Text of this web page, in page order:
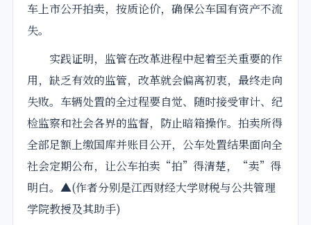
车上市公开拍卖，按质论价，确保公车国有资产不流
失。
实践证明，监管在改革进程中起着至关重要的作
用，缺乏有效的监管，改革就会偏离初衷，最终走向
失败。车辆处置的全过程要自觉、随时接受审计、纪
检监察和社会各界的监督，防止暗箱操作。拍卖所得
全部足额上缴国库并账目公开，公车处置结果面向全
社会定期公布，让公车拍卖“拍”得清楚，“卖”得
明白。▲(作者分别是江西财经大学财税与公共管理
学院教授及其助手)